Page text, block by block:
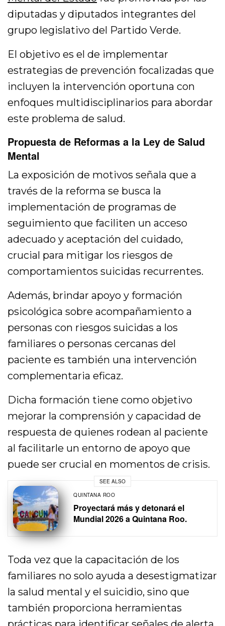
diputadas y diputados integrantes del
grupo legislativo del Partido Verde.
El objetivo es el de implementar
estrategias de prevención focalizadas que
incluyen la intervención oportuna con
enfoques multidisciplinarios para abordar
este problema de salud.
Propuesta de Reformas a la Ley de Salud
Mental
La exposición de motivos señala que a
través de la reforma se busca la
implementación de programas de
seguimiento que faciliten un acceso
adecuado y aceptación del cuidado,
crucial para mitigar los riesgos de
comportamientos suicidas recurrentes.
Además, brindar apoyo y formación
psicológica sobre acompañamiento a
personas con riesgos suicidas a los
familiares o personas cercanas del
paciente es también una intervención
complementaria eficaz.
Dicha formación tiene como objetivo
mejorar la comprensión y capacidad de
respuesta de quienes rodean al paciente
al facilitarle un entorno de apoyo que
puede ser crucial en momentos de crisis.
SEE ALSO
QUINTANA ROO
Proyectará más y detonará el
Mundial 2026 a Quintana Roo.
Toda vez que la capacitación de los
familiares no solo ayuda a desestigmatizar
la salud mental y el suicidio, sino que
también proporciona herramientas